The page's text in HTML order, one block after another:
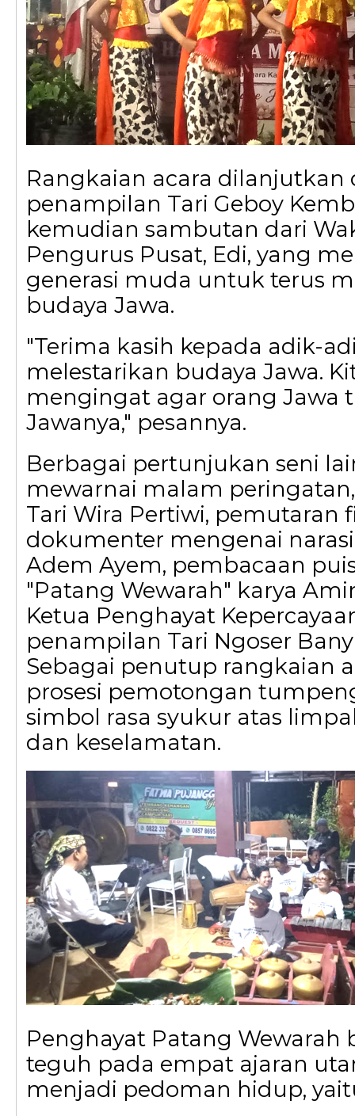
Rangkaian acara dilanjutkan
penampilan Tari Geboy
kemudian sambutan dari
Pengurus Pusat, Edi, yang
generasi muda untuk terus
budaya Jawa.
"Terima kasih kepada adik-
melestarikan budaya Jawa.
mengingat agar orang Jawa
Jawanya," pesannya.
Berbagai pertunjukan seni
mewarnai malam
Tari Wira Pertiwi, pemutaran
dokumenter mengenai
Adem Ayem, pembacaan
"Patang Wewarah" karya
Ketua Penghayat
penampilan Tari Ngoser
Sebagai penutup rangkaian
prosesi pemotongan
simbol rasa syukur atas
dan keselamatan.
Penghayat Patang Wewarah
teguh pada empat ajaran
menjadi pedoman hidup,